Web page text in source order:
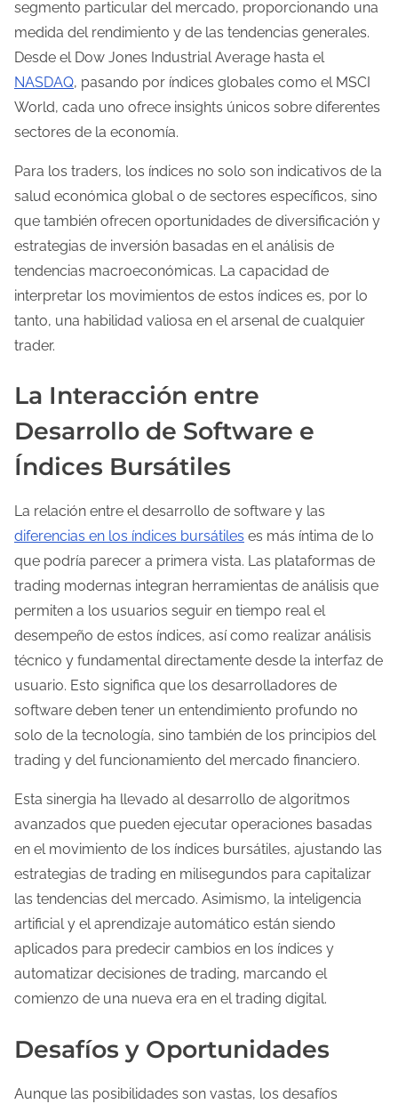
segmento particular del mercado, proporcionando una
medida del rendimiento y de las tendencias generales.
Desde el Dow Jones Industrial Average hasta el
NASDAQ, pasando por índices globales como el MSCI
World, cada uno ofrece insights únicos sobre diferentes
sectores de la economía.
Para los traders, los índices no solo son indicativos de la
salud económica global o de sectores específicos, sino
que también ofrecen oportunidades de diversificación y
estrategias de inversión basadas en el análisis de
tendencias macroeconómicas. La capacidad de
interpretar los movimientos de estos índices es, por lo
tanto, una habilidad valiosa en el arsenal de cualquier
trader.
La Interacción entre
Desarrollo de Software e
Índices Bursátiles
La relación entre el desarrollo de software y las
diferencias en los índices bursátiles es más íntima de lo
que podría parecer a primera vista. Las plataformas de
trading modernas integran herramientas de análisis que
permiten a los usuarios seguir en tiempo real el
desempeño de estos índices, así como realizar análisis
técnico y fundamental directamente desde la interfaz de
usuario. Esto significa que los desarrolladores de
software deben tener un entendimiento profundo no
solo de la tecnología, sino también de los principios del
trading y del funcionamiento del mercado financiero.
Esta sinergia ha llevado al desarrollo de algoritmos
avanzados que pueden ejecutar operaciones basadas
en el movimiento de los índices bursátiles, ajustando las
estrategias de trading en milisegundos para capitalizar
las tendencias del mercado. Asimismo, la inteligencia
artificial y el aprendizaje automático están siendo
aplicados para predecir cambios en los índices y
automatizar decisiones de trading, marcando el
comienzo de una nueva era en el trading digital.
Desafíos y Oportunidades
Aunque las posibilidades son vastas, los desafíos